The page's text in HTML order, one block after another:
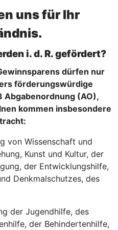
uns für Ihr
i. d. R. gefördert?
dürfen nur
förderungswürdige
Abgabenordnung (AO),
kommen insbesondere
von Wissenschaft und
Kunst und Kultur, der
der Entwicklungshilfe,
Denkmalschutzes, des
der Jugendhilfe, des
der Behindertenhilfe,